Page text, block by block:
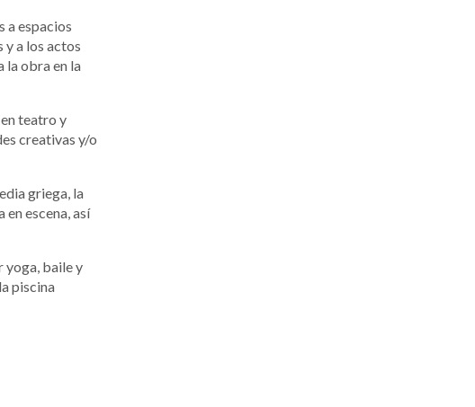
a espacios
y a los actos
la obra en la
teatro y
creativas y/o
griega, la
escena, así
yoga, baile y
piscina